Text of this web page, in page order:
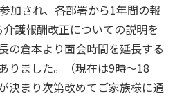
加され、各部署から1年間の報
護報酬改正についての説明を
の倉本より面会時間を延長する
りました。（現在は9時～18
決まり次第改めてご家族様に通